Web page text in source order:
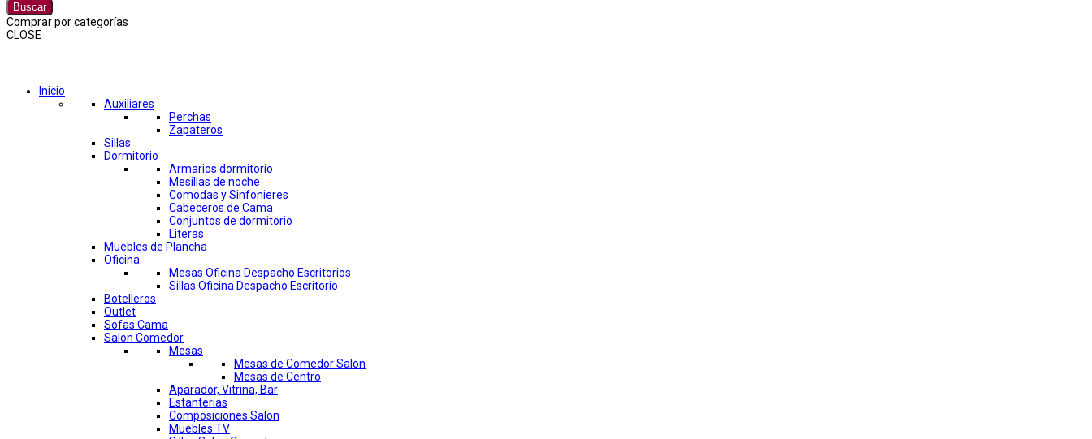
Buscar
Comprar por categorías
CLOSE
Inicio
Auxiliares
Perchas
Zapateros
Sillas
Dormitorio
Armarios dormitorio
Mesillas de noche
Comodas y Sinfonieres
Cabeceros de Cama
Conjuntos de dormitorio
Literas
Muebles de Plancha
Oficina
Mesas Oficina Despacho Escritorios
Sillas Oficina Despacho Escritorio
Botelleros
Outlet
Sofas Cama
Salon Comedor
Mesas
Mesas de Comedor Salon
Mesas de Centro
Aparador, Vitrina, Bar
Estanterias
Composiciones Salon
Muebles TV